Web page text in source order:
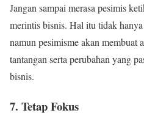
Jangan sampai merasa pesimis
merintis bisnis. Hal itu tidak
namun pesimisme akan membuat
tantangan serta perubahan yang
bisnis.
7. Tetap Fokus